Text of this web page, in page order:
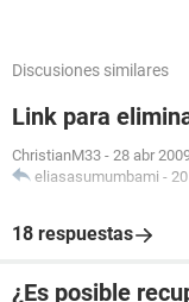
Discusiones similares
Link para
ChristianM33 - 28 abr
eliasasumumbami -
18 respuestas
¿Es posible